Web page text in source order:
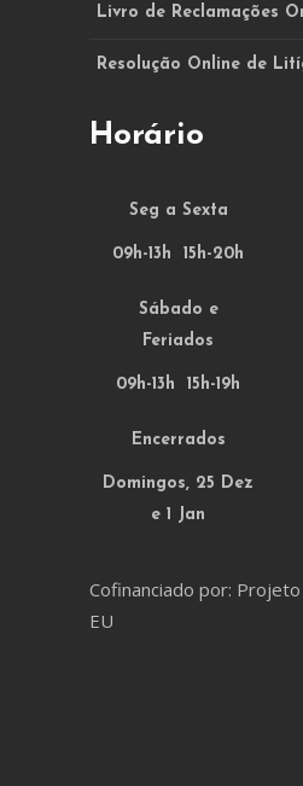
Livro de Reclamações
Resolução Online de
Horário
Seg a Sexta
09h-13h 15h-20h
Sábado e
Feriados
09h-13h 15h-19h
Encerrados
Domingos, 25 Dez
e 1 Jan
Cofinanciado por:
EU